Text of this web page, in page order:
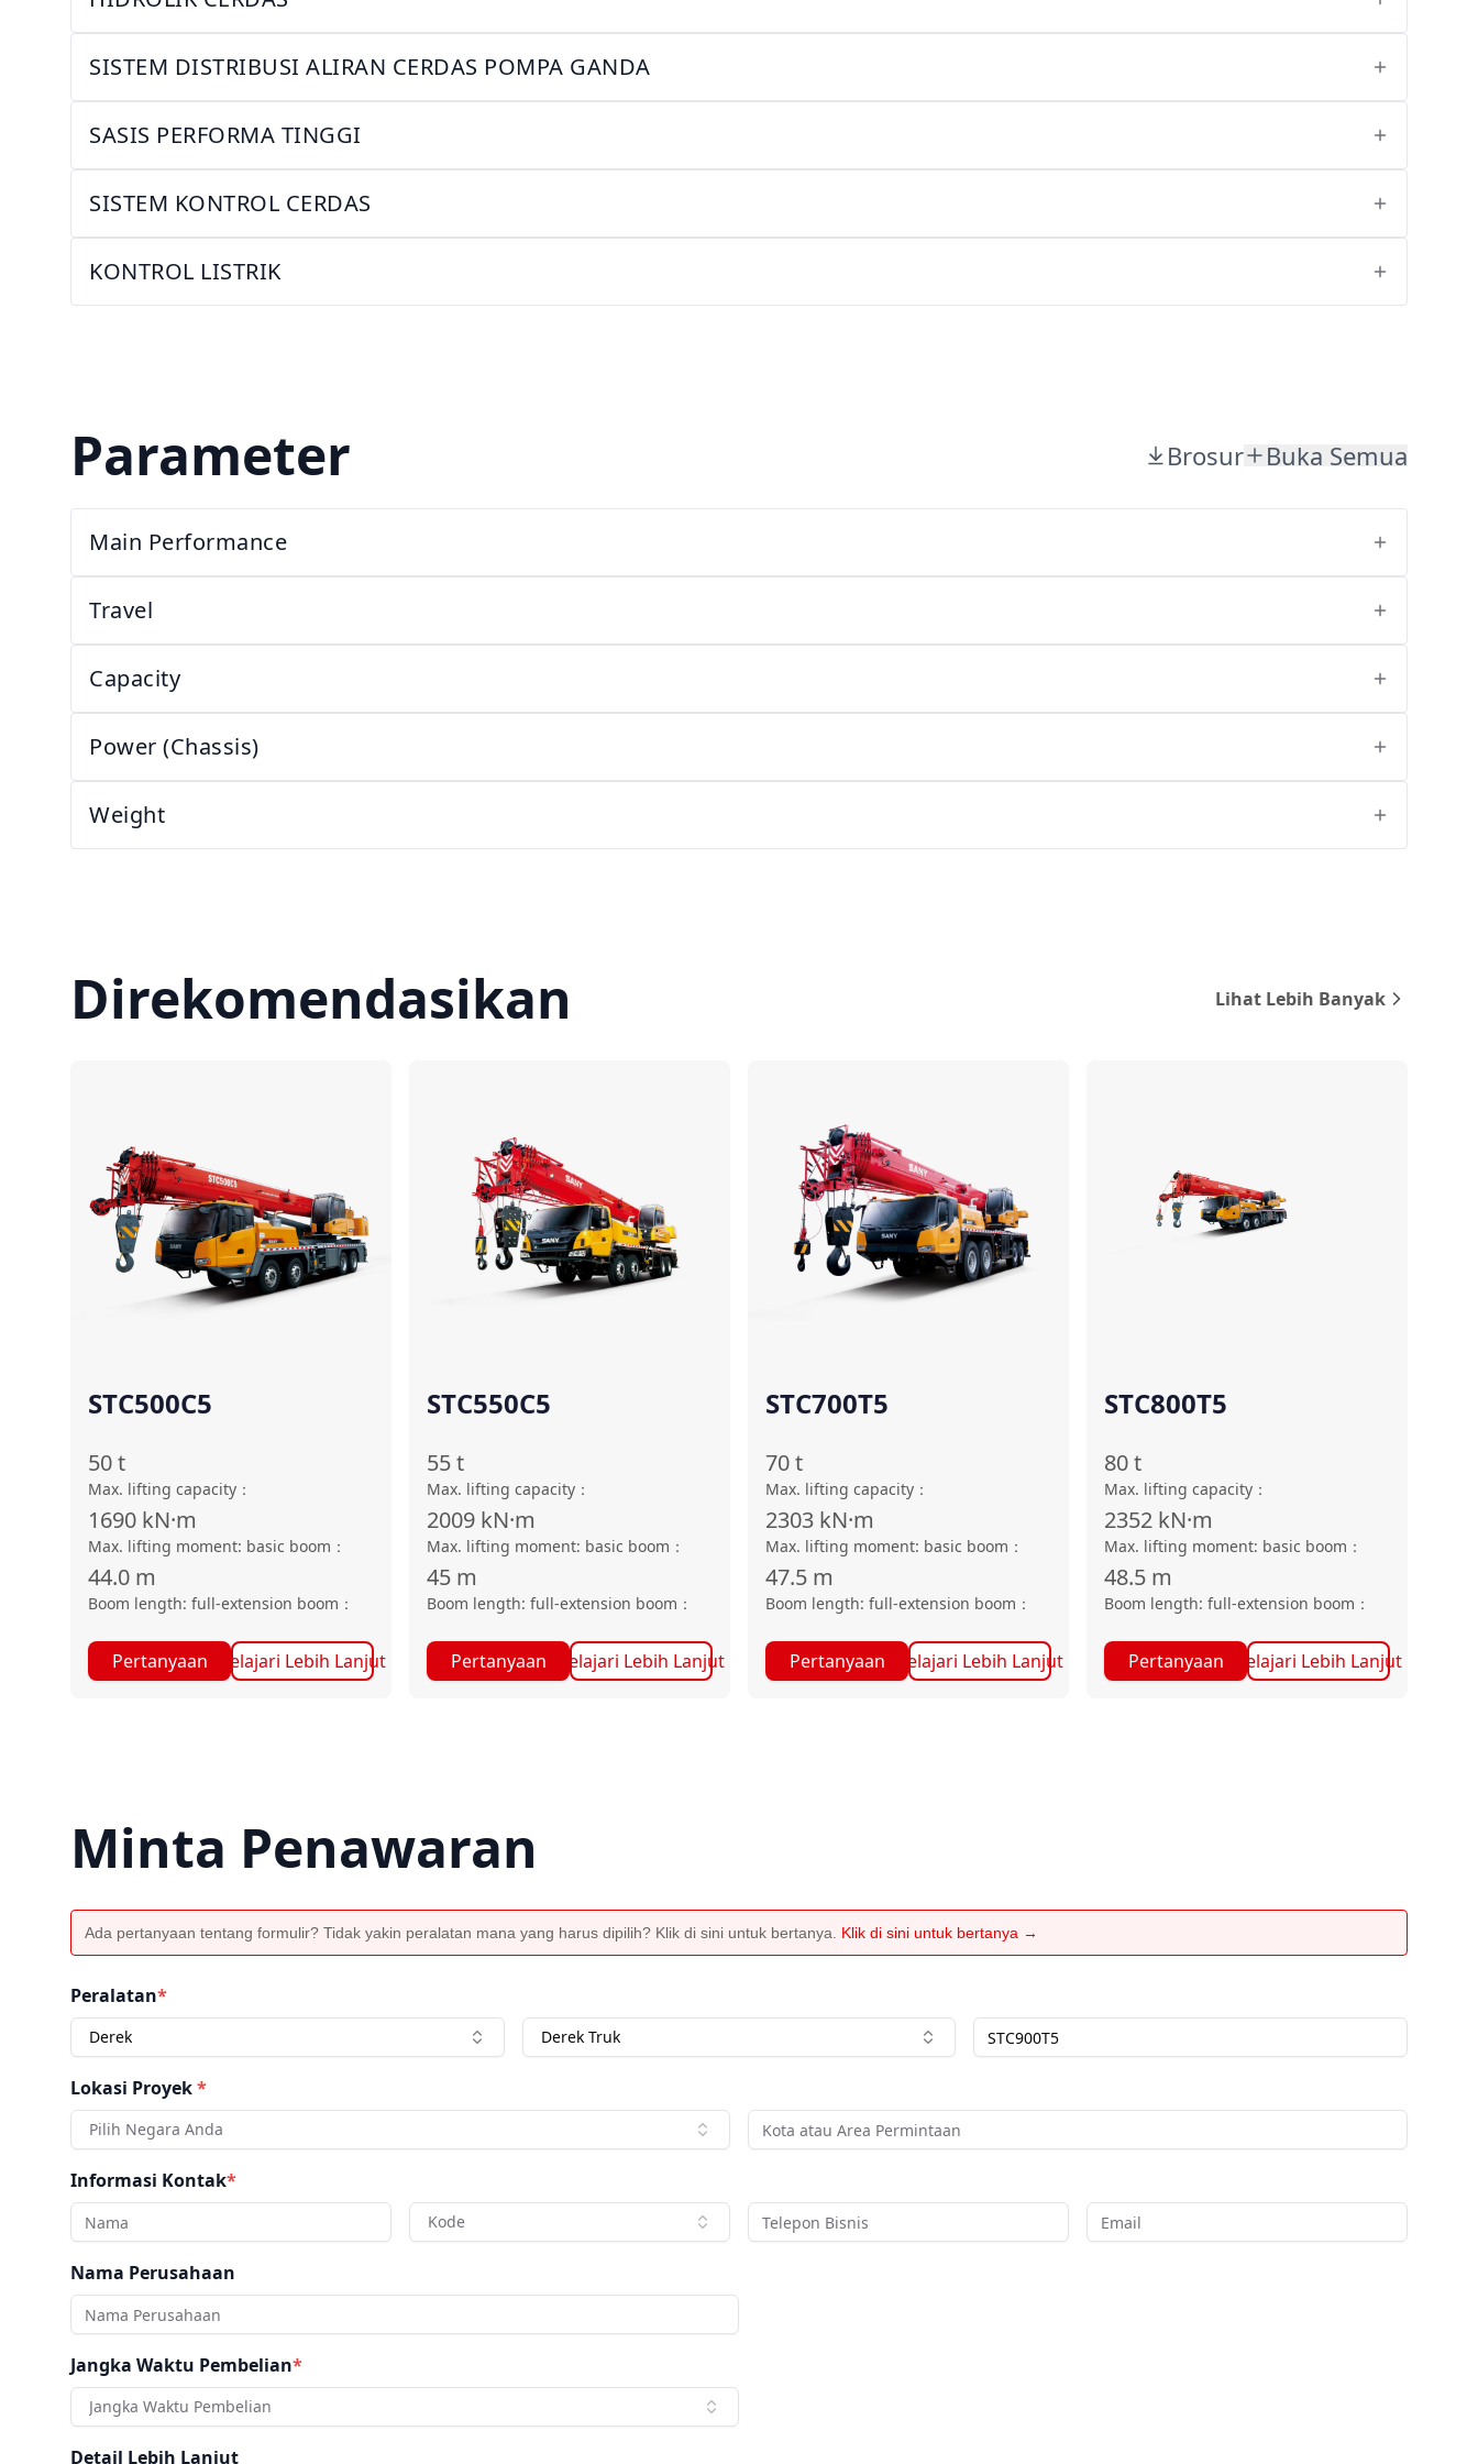
SISTEM DISTRIBUSI ALIRAN CERDAS POMPA GANDA
SASIS PERFORMA TINGGI
SISTEM KONTROL CERDAS
KONTROL LISTRIK
Parameter Brosur Buka Semua
Main Performance
Travel
Capacity
Power (Chassis)
Weight
Direkomendasikan Lihat Lebih Banyak
STC500C5
50t
Max. lifting capacity ：
1690 kN·m
Max. lifting moment: basic boom ：
44.0 m
Boom length: full-extension boom ：
Pertanyaan Pelajari Lebih Lanjut
STC550C5
55t
Max. lifting capacity ：
2009 kN·m
Max. lifting moment: basic boom ：
45 m
Boom length: full-extension boom ：
Pertanyaan Pelajari Lebih Lanjut
STC700T5
70t
Max. lifting capacity ：
2303 kN·m
Max. lifting moment: basic boom ：
47.5 m
Boom length: full-extension boom ：
Pertanyaan Pelajari Lebih Lanjut
STC800T5
80t
Max. lifting capacity ：
2352 kN·m
Max. lifting moment: basic boom ：
48.5 m
Boom length: full-extension boom ：
Pertanyaan Pelajari Lebih Lanjut
Minta Penawaran
Ada pertanyaan tentang formulir? Tidak yakin peralatan mana yang harus dipilih? Klik di sini untuk bertanya. Klik di sini untuk bertanya →
Peralatan*
Derek Derek Truk
Lokasi Proyek*
Pilih Negara Anda
Informasi Kontak*
Kode
Nama Perusahaan
Jangka Waktu Pembelian*
Jangka Waktu Pembelian
Detail Lebih Lanjut